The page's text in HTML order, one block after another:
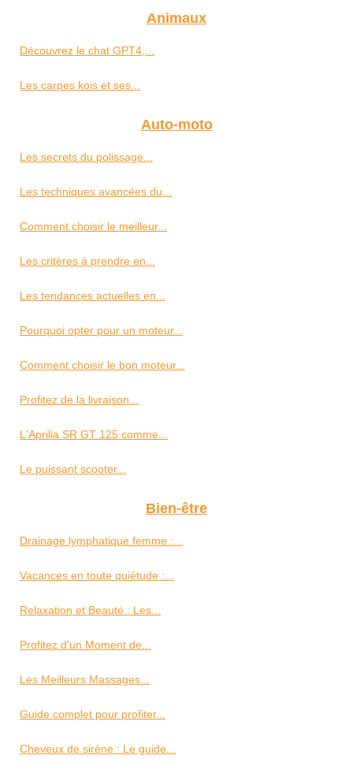
Animaux
Découvrez le chat GPT4,...
Les carpes kois et ses...
Auto-moto
Les secrets du polissage...
Les techniques avancées du...
Comment choisir le meilleur...
Les critères à prendre en...
Les tendances actuelles en...
Pourquoi opter pour un moteur...
Comment choisir le bon moteur...
Profitez de la livraison...
L'Aprilia SR GT 125 comme...
Le puissant scooter...
Bien-être
Drainage lymphatique femme :...
Vacances en toute quiétude :...
Relaxation et Beauté : Les...
Profitez d'un Moment de...
Les Meilleurs Massages...
Guide complet pour profiter...
Cheveux de sirène : Le guide...